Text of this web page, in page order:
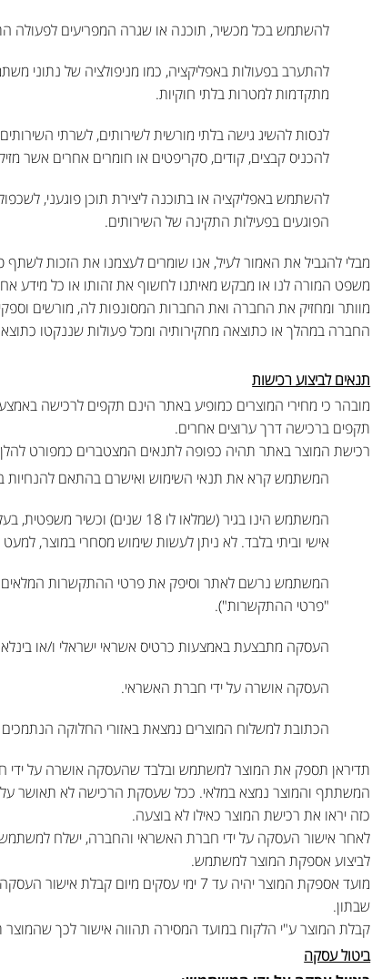
להשתמש בכל מכשיר, תוכנה או שגרה המפריעים לפעולה
להתערב בפעולות באפליקציה, כמו מניפולציה של נתוני
מתקדמות למטרות בלתי חוקיות.
לנסות להשיג גישה בלתי מורשית לשירותים, לשרתי
להכניס קבצים, קודים, סקריפטים או חומרים אחרים אשר
להשתמש באפליקציה או בתוכנה ליצירת תוכן פוגעני,
הפוגעים בפעילות התקינה של השירותים.
מבלי להגביל את האמור לעיל, אנו שומרים לעצמנו את הזכות
משפט המורה לנו או מבקש מאיתנו לחשוף את זהותו או כל מידע
מוותר ומחזיק את החברה ואת החברות המסונפות לה, מורשים
החברה במהלך או כתוצאה מחקירותיה ומכל פעולות שננקטו
תנאים לביצוע רכישות
מובהר כי מחירי המוצרים כמופיע באתר הינם תקפים לרכישה
תקפים ברכישה דרך ערוצים אחרים.
רכישת המוצר באתר תהיה כפופה לתנאים המצטברים כמפורט
המשתמש קרא את תנאי השימוש ואישרם בהתאם להנחיות
המשתמש הינו בגיר (שמלאו לו 18
אישי וביתי בלבד. לא ניתן לעשות שימוש מסחרי במוצר,
המשתמש נרשם לאתר וסיפק את פרטי ההתקשרות המלאים
"פרטי ההתקשרות").
העסקה מתבצעת באמצעות כרטיס אשראי ישראלי ו/או
העסקה אושרה על ידי חברת האשראי.
הכתובת למשלוח המוצרים נמצאת באזורי החלוקה
תדיראן תספק את המוצר למשתמש ובלבד שהעסקה אושרה על ידי
המשתתף והמוצר נמצא במלאי. ככל שעסקת הרכישה לא תאושר
כזה יראו את רכישת המוצר כאילו לא בוצעה.
לאחר אישור העסקה על ידי חברת האשראי והחברה, ישלח
לביצוע אספקת המוצר למשתמש.
מועד אספקת המוצר יהיה עד 7 ימי עסקים
שבתון.
קבלת המוצר ע"י הלקוח במועד המסירה תהווה אישור לכך שהמוצר
ביטול עסקה